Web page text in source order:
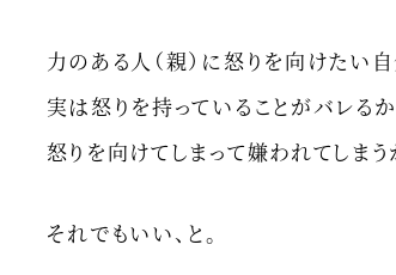
力のある人（親）に怒りを向けたい
実は怒りを持っていることがバレるか
怒りを向けてしまって嫌われてしまう
それでもいい、と。